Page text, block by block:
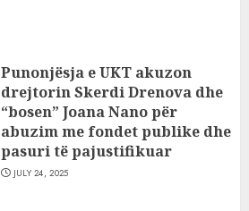
Punonjësja e UKT akuzon
drejtorin Skerdi Drenova dhe
“bosen” Joana Nano për
abuzim me fondet publike dhe
pasuri të pajustifikuar
JULY 24, 2025